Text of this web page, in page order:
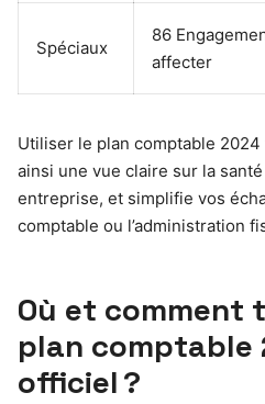
Spéciaux
86
affecter
Utiliser le plan comptable
ainsi une vue claire sur la
entreprise, et simplifie vos
comptable ou l’administration
Où et comment
plan comptable
officiel ?